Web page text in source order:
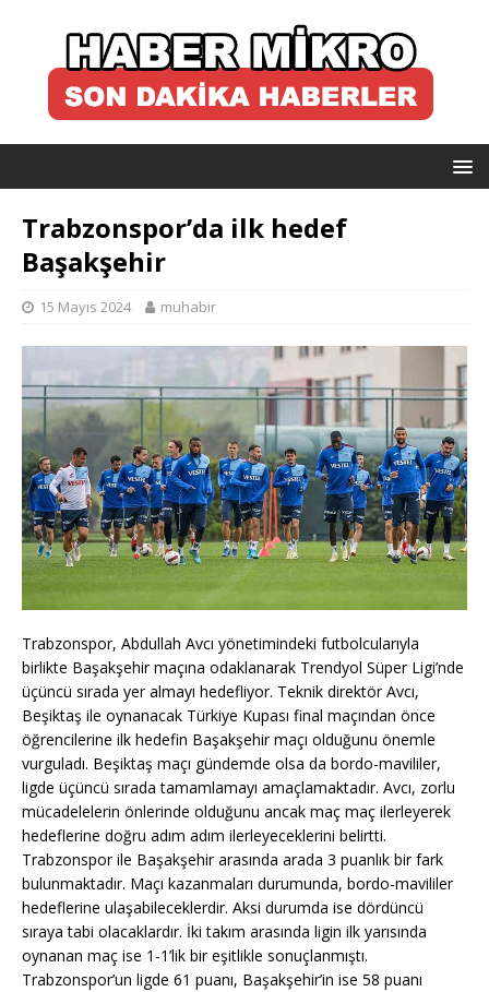
Trabzonspor’da ilk hedef
Başakşehir
15 Mayıs 2024 muhabir
Trabzonspor, Abdullah Avcı yönetimindeki futbolcularıyla
birlikte Başakşehir maçına odaklanarak Trendyol Süper Ligi’nde
üçüncü sırada yer almayı hedefliyor. Teknik direktör Avcı,
Beşiktaş ile oynanacak Türkiye Kupası final maçından önce
öğrencilerine ilk hedefin Başakşehir maçı olduğunu önemle
vurguladı. Beşiktaş maçı gündemde olsa da bordo-mavililer,
ligde üçüncü sırada tamamlamayı amaçlamaktadır. Avcı, zorlu
mücadelelerin önlerinde olduğunu ancak maç maç ilerleyerek
hedeflerine doğru adım adım ilerleyeceklerini belirtti.
Trabzonspor ile Başakşehir arasında arada 3 puanlık bir fark
bulunmaktadır. Maçı kazanmaları durumunda, bordo-mavililer
hedeflerine ulaşabileceklerdir. Aksi durumda ise dördüncü
sıraya tabi olacaklardır. İki takım arasında ligin ilk yarısında
oynanan maç ise 1-1’lik bir eşitlikle sonuçlanmıştı.
Trabzonspor’un ligde 61 puanı, Başakşehir’in ise 58 puanı